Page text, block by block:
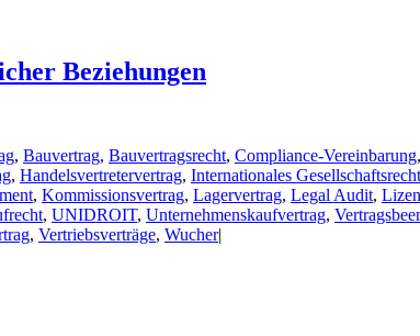
Beziehungen
, Bauvertrag, Bauvertragsrecht, Compliance-Vereinbarung,
, Handelsvertretervertrag, Internationales Gesellschaftsrecht
, Kommissionsvertrag, Lagervertrag, Legal Audit,
, UNIDROIT, Unternehmenskaufvertrag,
, Vertriebsverträge, Wucher|